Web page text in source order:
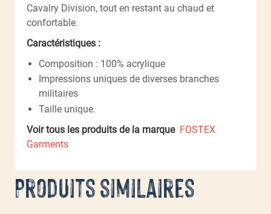
Cavalry Division, tout en restant au chaud et
confortable.
Caractéristiques :
Composition : 100% acrylique
Impressions uniques de diverses branches
militaires
Taille unique.
Voir tous les produits de la marque FOSTEX
Garments
Produits similaires